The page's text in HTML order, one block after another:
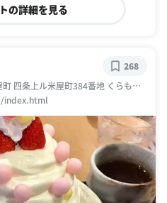
の詳細を見る
四条上ル米屋町384番地 くらもと
index.html
268